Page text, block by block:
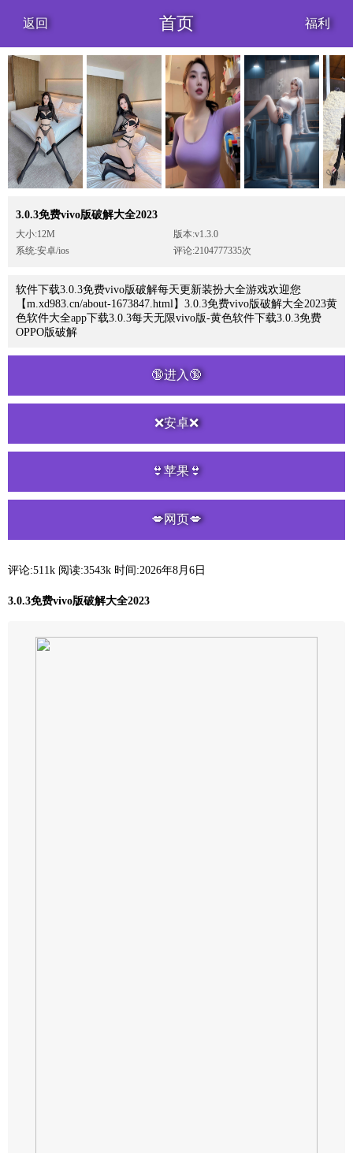
返回 首页 福利
3.0.3免费vivo版破解大全2023
大小:12M
版本:v1.3.0
系统:安卓/ios
评论:2104777335次
软件下载3.0.3免费vivo版破解每天更新装扮大全游戏欢迎您
【m.xd983.cn/about-1673847.html】3.0.3免费vivo版破解大全2023黄
色软件大全app下载3.0.3每天无限vivo版-黄色软件下载3.0.3免费
OPPO版破解
🔞进入🔞
❌安卓❌
👙苹果👙
💋网页💋
评论:511k 阅读:3543k 时间:2026年8月6日
3.0.3免费vivo版破解大全2023